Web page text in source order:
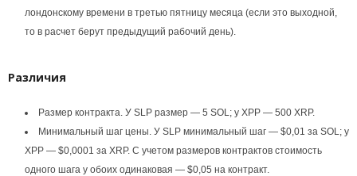
лондонскому времени в третью пятницу месяца (если это выходной,
то в расчет берут предыдущий рабочий день).
Различия
Размер контракта. У SLP размер — 5 SOL; у XPP — 500 XRP.
Минимальный шаг цены. У SLP минимальный шаг — $0,01 за SOL; у
XPP — $0,0001 за XRP. С учетом размеров контрактов стоимость
одного шага у обоих одинаковая — $0,05 на контракт.